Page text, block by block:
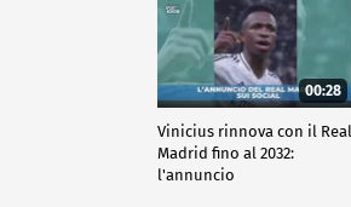
00:28
Vinicius rinnova con il Real
Madrid fino al 2032:
l'annuncio